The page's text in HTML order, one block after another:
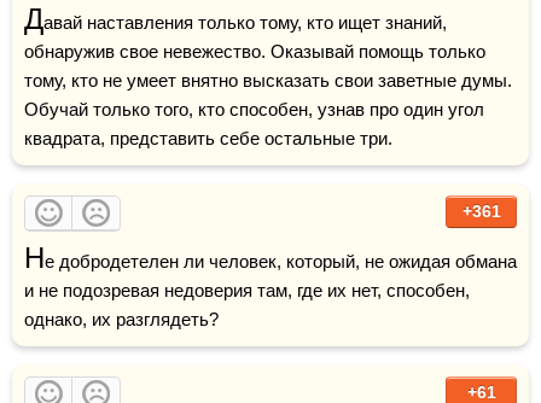
Давай наставления только тому, кто ищет знаний,
обнаружив свое невежество. Оказывай помощь только
тому, кто не умеет внятно высказать свои заветные думы.
Обучай только того, кто способен, узнав про один угол
квадрата, представить себе остальные три.
+361
Не добродетелен ли человек, который, не ожидая обмана
и не подозревая недоверия там, где их нет, способен,
однако, их разглядеть?
+61